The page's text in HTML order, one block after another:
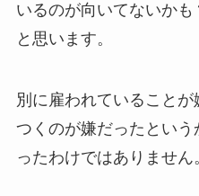
いるのが向いてないか
と思います。
別に雇われていること
つくのが嫌だったとい
ったわけではありません